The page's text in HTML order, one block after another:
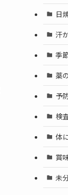
日
汗
季
薬
予
検
体
賞
未